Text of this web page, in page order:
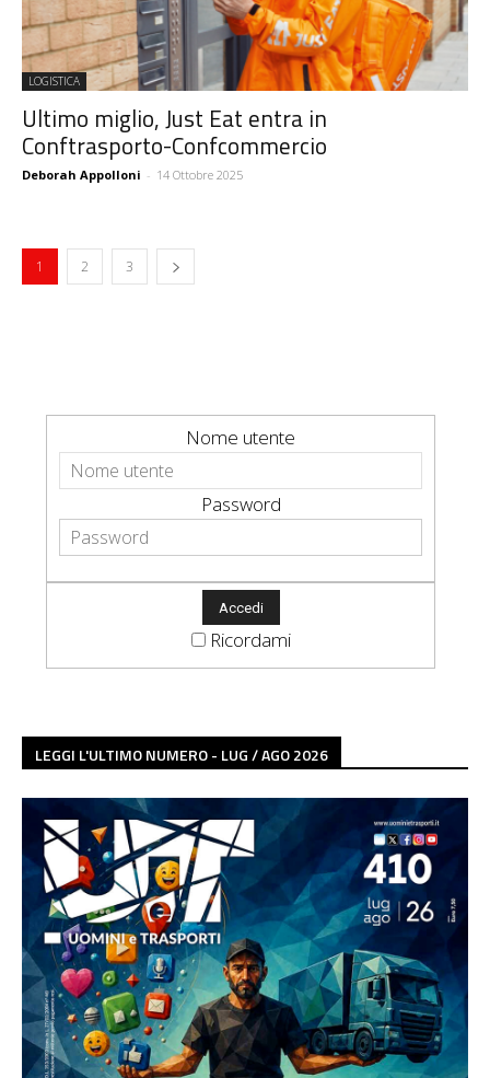
LOGISTICA
Ultimo miglio, Just Eat entra in
Conftrasporto-Confcommercio
Deborah Appolloni - 14 Ottobre 2025
1 2 3
Nome utente
Password
Ricordami
LEGGI L'ULTIMO NUMERO - LUG / AGO 2026